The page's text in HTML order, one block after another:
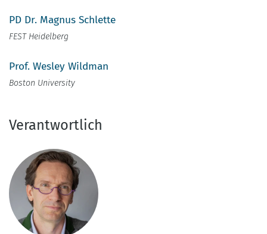
PD Dr. Magnus Schlette
FEST Heidelberg
Prof. Wesley Wildman
Boston University
Verantwortlich